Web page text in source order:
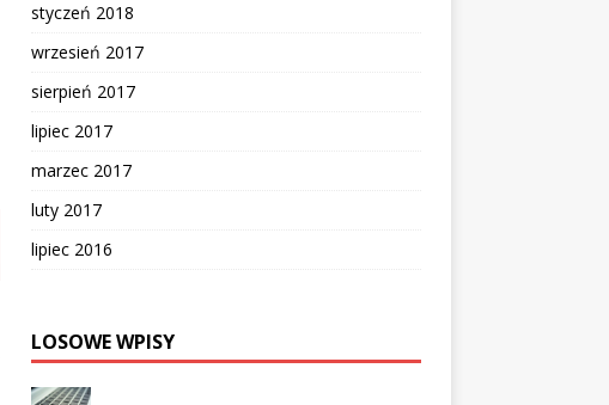
styczeń 2018
wrzesień 2017
sierpień 2017
lipiec 2017
marzec 2017
luty 2017
lipiec 2016
LOSOWE WPISY